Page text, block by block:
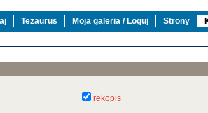
Tezaurus Moja galeria / Loguj Strony
rekopis